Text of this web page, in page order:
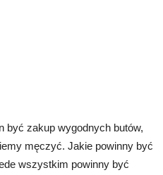
być zakup wygodnych butów,
męczyć. Jakie powinny być
wszystkim powinny być